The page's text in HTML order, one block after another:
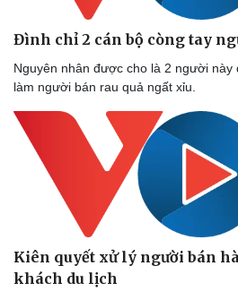
Đình chỉ 2 cán bộ còng tay
Nguyên nhân được cho là 2 người này
làm người bán rau quả ngất xỉu.
Kiên quyết xử lý người bán
khách du lịch